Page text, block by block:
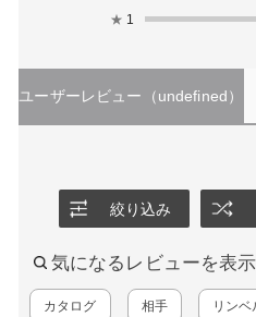
★ 1
ユーザーレビュー （undefined）
絞り込み
気になるレビューを表示
カタログ 相手 リンベ